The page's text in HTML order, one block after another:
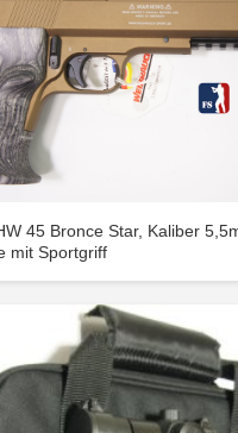
45 Bronce Star, Kaliber
mit Sportgriff